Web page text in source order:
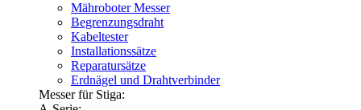
Mähroboter Messer
Begrenzungsdraht
Kabeltester
Installationssätze
Reparatursätze
Erdnägel und Drahtverbinder
Messer für Stiga: